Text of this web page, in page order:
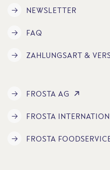
NEWSLETTER
FAQ
ZAHLUNGSART &
FROSTA AG
FROSTA
FROSTA